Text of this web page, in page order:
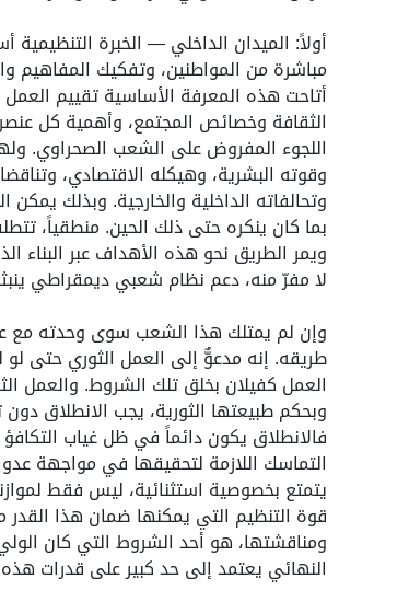
أولاً: الميدان الداخلي — الخبرة
مباشرة من المواطنين، وتفكيك المفاهيم
أتاحت هذه المعرفة الأساسية تقييم
الثقافة وخصائص المجتمع، وأهمية كل
اللجوء المفروض على الشعب الصحراوي.
وقوته البشرية، وهيكله الاقتصادي،
وتحالفاته الداخلية والخارجية. وبذلك
بما كان ينكره حتى ذلك الحين. منطقياً،
ويمر الطريق نحو هذه الأهداف عبر البناء
لا مفرّ منه، دعم نظام شعبي ديمقراطي
وإن لم يمتلك هذا الشعب سوى وحدته مع
طريقه. إنه مدعوٌّ إلى العمل الثوري حتى لو
العمل كفيلان بخلق تلك الشروط. والعمل
وبحكم طبيعتها الثورية، يجب الانطلاق دون
فالانطلاق يكون دائماً في ظل غياب
التماسك اللازمة لتحقيقها في مواجهة
يتمتع بخصوصية استثنائية، ليس فقط
قوة التنظيم التي يمكنها ضمان هذا القدر
ومناقشتها، هو أحد الشروط التي كان
النهائي يعتمد إلى حد كبير على قدرات هذه